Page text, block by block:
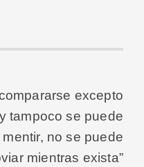
excepto
tampoco se puede
no se puede
mientras exista”